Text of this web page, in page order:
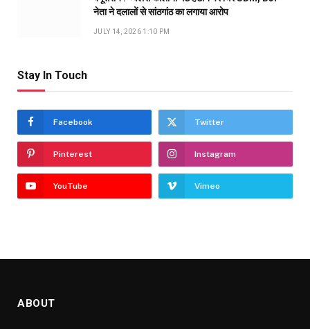
नेता ने दलालों से सांठगांठ का लगाया आरोप
JULY 14, 2026 1:10 PM
Stay In Touch
Facebook Twitter
Pinterest Instagram
YouTube Vimeo
ABOUT